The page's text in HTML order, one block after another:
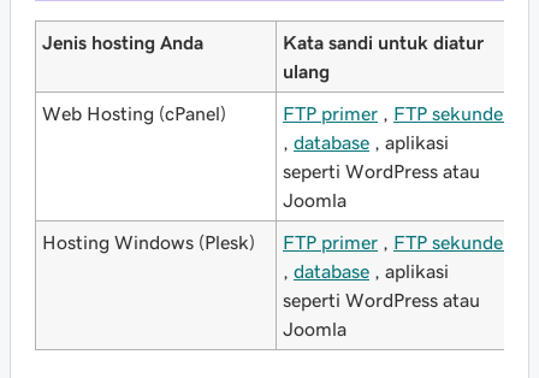
Jenis hosting Anda
Kata sandi untuk diatur
ulang
Web Hosting (cPanel) FTP primer
FTP sekunder
database , aplikasi
seperti WordPress atau
Joomla
Hosting Windows (Plesk) FTP primer
FTP sekunder
database , aplikasi
seperti WordPress atau
Joomla